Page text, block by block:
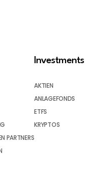
PARTNERS
Investments
AKTIEN
ANLAGEFONDS
ETFS
KRYPTOS